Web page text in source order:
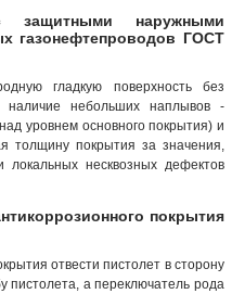
наружными
газонефтепроводов ГОСТ
гладкую поверхность без
наличие небольших наплывов -
уровнем основного покрытия) и
толщину покрытия за значения,
несквозных дефектов
покрытия
отвести пистолет в сторону
пистолета, а переключатель рода